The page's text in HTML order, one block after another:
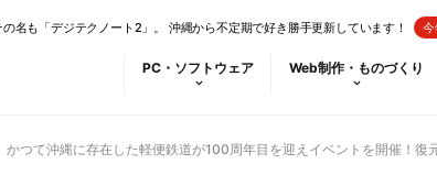
名も「デジテクノート2」。 沖縄から不定期で好き勝手更新しています！ 今
PC・ソフトウェア Web制作・ものづくり
かつて沖縄に存在した軽便鉄道が100周年目を迎えイベントを開催！復